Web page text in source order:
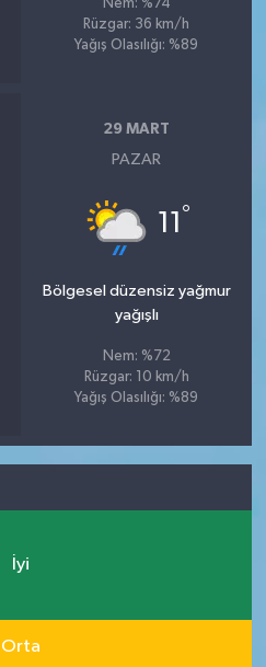
Nem: %74
Rüzgar: 36 km/h
Yağış Olasılığı: %89
29 MART
PAZAR
11 °
Bölgesel düzensiz yağmur
yağışlı
Nem: %72
Rüzgar: 10 km/h
Yağış Olasılığı: %89
İyi
Orta